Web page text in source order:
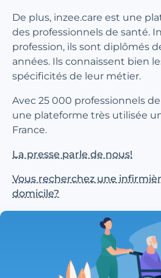
De plus, inzee.care est une
des professionnels de santé.
profession, ils sont diplômés
années. Ils connaissent bien
spécificités de leur métier.
Avec 25 000 professionnels
une plateforme très utilisée
France.
La presse parle de nous!
Vous recherchez une
domicile?